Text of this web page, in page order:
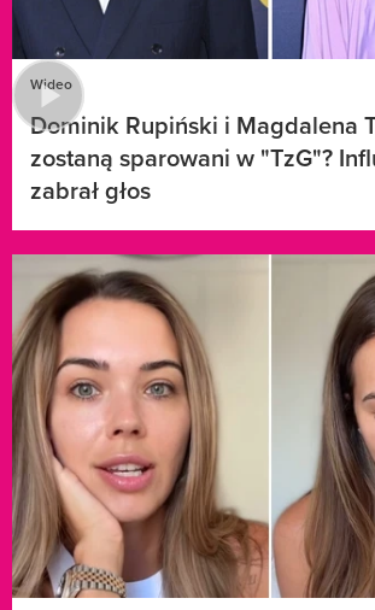
Wideo
Dominik Rupiński i Magdalena
zostaną sparowani w "TzG"?
zabrał głos